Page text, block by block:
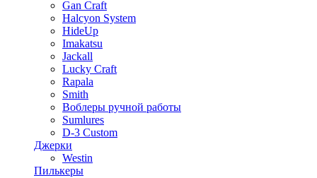
Gan Craft
Halcyon System
HideUp
Imakatsu
Jackall
Lucky Craft
Rapala
Smith
Воблеры ручной работы
Sumlures
D-3 Custom
Джерки
Westin
Пилькеры